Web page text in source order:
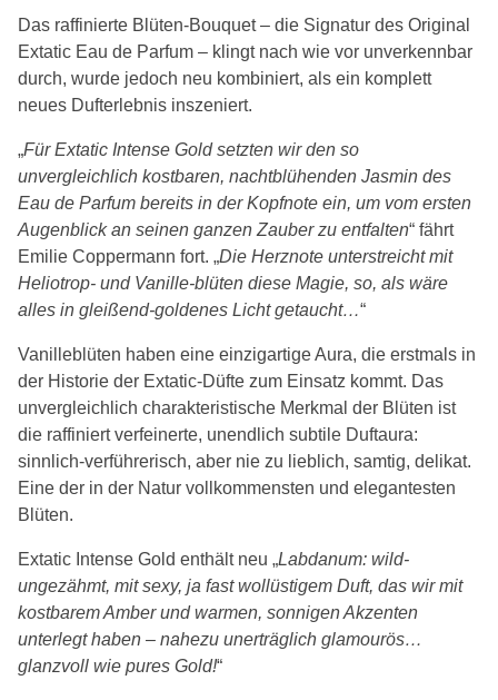
Das raffinierte Blüten-Bouquet – die Signatur des Original
Extatic Eau de Parfum – klingt nach wie vor unverkennbar
durch, wurde jedoch neu kombiniert, als ein komplett
neues Dufterlebnis inszeniert.
„Für Extatic Intense Gold setzten wir den so
unvergleichlich kostbaren, nachtblühenden Jasmin des
Eau de Parfum bereits in der Kopfnote ein, um vom ersten
Augenblick an seinen ganzen Zauber zu entfalten“ fährt
Emilie Coppermann fort. „Die Herznote unterstreicht mit
Heliotrop- und Vanille-blüten diese Magie, so, als wäre
alles in gleißend-goldenes Licht getaucht…“
Vanilleblüten haben eine einzigartige Aura, die erstmals in
der Historie der Extatic-Düfte zum Einsatz kommt. Das
unvergleichlich charakteristische Merkmal der Blüten ist
die raffiniert verfeinerte, unendlich subtile Duftaura:
sinnlich-verführerisch, aber nie zu lieblich, samtig, delikat.
Eine der in der Natur vollkommensten und elegantesten
Blüten.
Extatic Intense Gold enthält neu „Labdanum: wild-
ungezähmt, mit sexy, ja fast wollüstigem Duft, das wir mit
kostbarem Amber und warmen, sonnigen Akzenten
unterlegt haben – nahezu unerträglich glamourös…
glanzvoll wie pures Gold!“